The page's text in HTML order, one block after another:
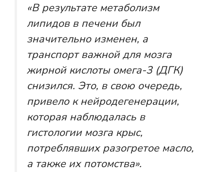
«В результате метаболизм
липидов в печени был
значительно изменен, а
транспорт важной для мозга
жирной кислоты омега-3 (ДГК)
снизился. Это, в свою очередь,
привело к нейродегенерации,
которая наблюдалась в
гистологии мозга крыс,
потреблявших разогретое масло,
а также их потомства».